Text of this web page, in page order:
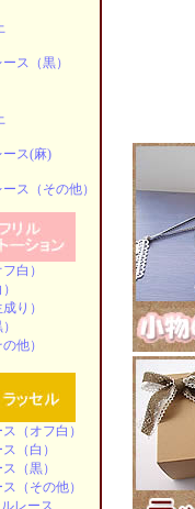
ス（黒）
ス(麻)
ス（その他）
白）
り）
他）
（オフ白）
（白）
（黒）
（その他）
レース